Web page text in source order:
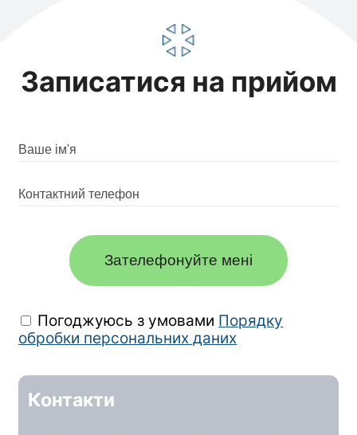
Записатися на прийом
Зателефонуйте мені
Погоджуюсь з умовами Порядку
обробки персональних даних
Контакти